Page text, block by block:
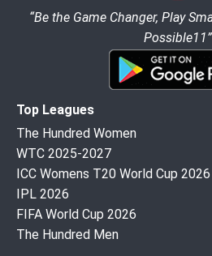
“Be the Game Changer, Play
Possible11”
Top Leagues
The Hundred Women
WTC 2025-2027
ICC Womens T20 World Cup 2026
IPL 2026
FIFA World Cup 2026
The Hundred Men